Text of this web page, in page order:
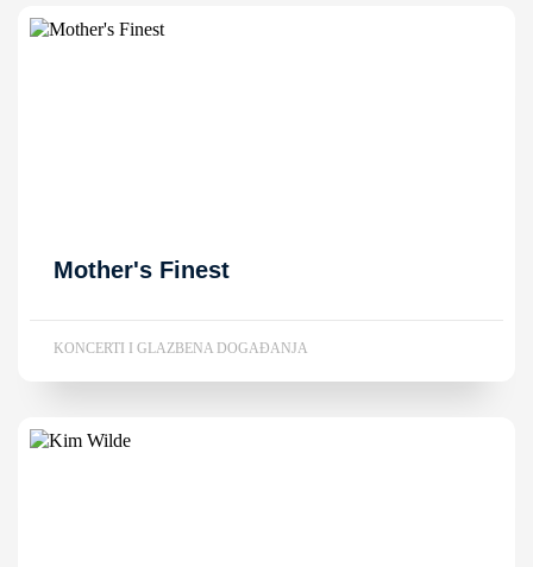
Mother's Finest
KONCERTI I GLAZBENA DOGAĐANJA